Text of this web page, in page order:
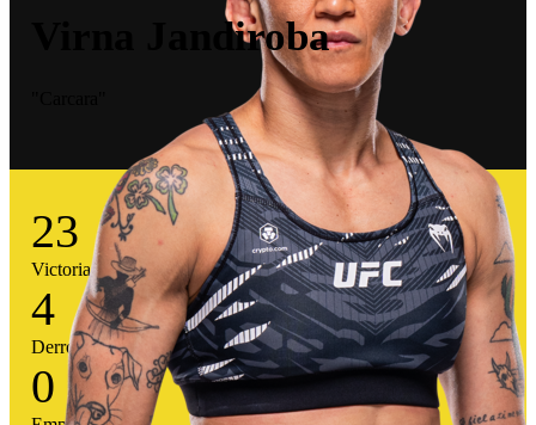
Virna Jandiroba
23
Victorias
4
Derrotas
0